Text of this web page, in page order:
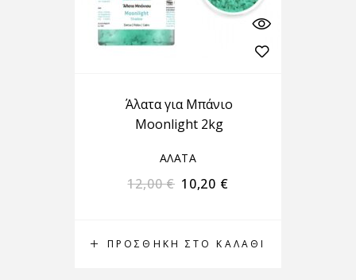
ΠΡΟΣΘΉΚΗ ΣΤΟ ΚΑΛΆΘΙ
Άλατα για Μπάνιο
Moonlight 2kg
ΑΛΑΤΑ
12,00€ 10,20 €